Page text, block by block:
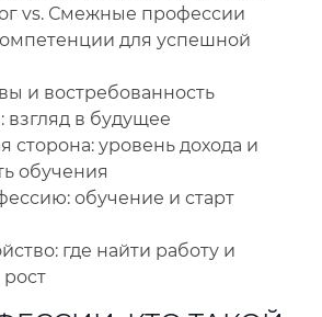
vs. Смежные профессии
для успешной
и востребованность
взгляд в будущее
сторона: уровень дохода и
обучения
обучение и старт
где найти работу и